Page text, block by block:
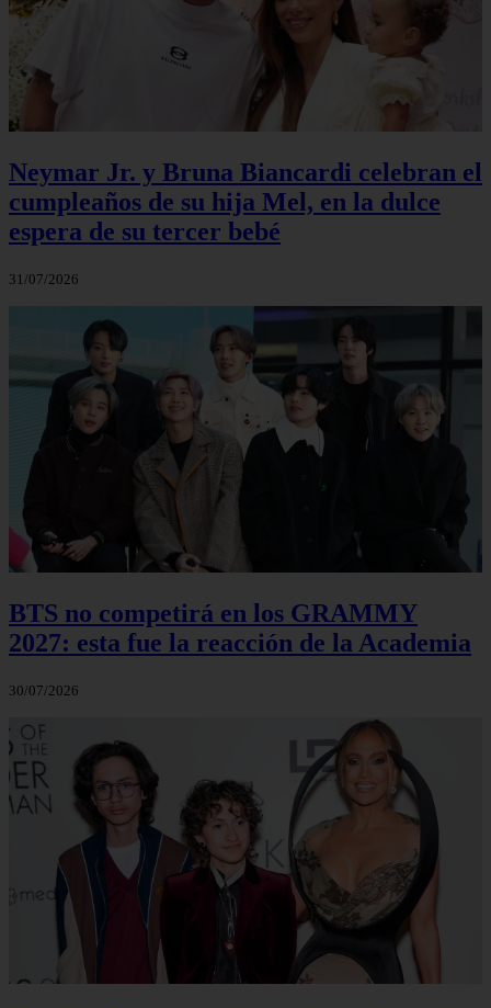
Neymar Jr. y Bruna Biancardi celebran el
cumpleaños de su hija Mel, en la dulce
espera de su tercer bebé
31/07/2026
BTS no competirá en los GRAMMY
2027: esta fue la reacción de la Academia
30/07/2026